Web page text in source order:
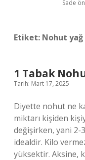
Sade
Etiket: Nohut yağ
1 Tabak
Tarih: Mart 17, 2025
Diyette nohut ne
miktarı kişiden
değişirken, yani
idealdir. Kilo
yüksektir. Aksine,